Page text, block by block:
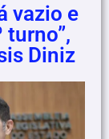
vazio e
turno”,
Diniz